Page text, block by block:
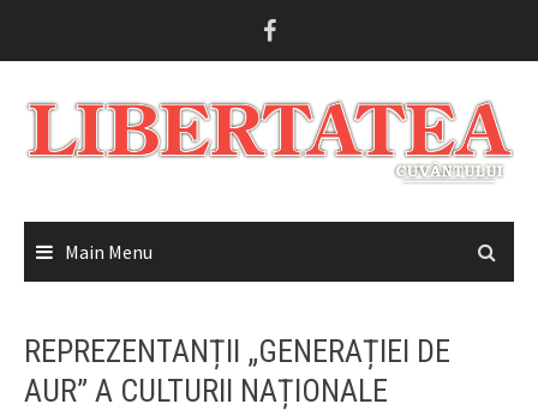
Main Menu
REPREZENTANȚII „GENERAȚIEI DE
AUR” A CULTURII NAȚIONALE